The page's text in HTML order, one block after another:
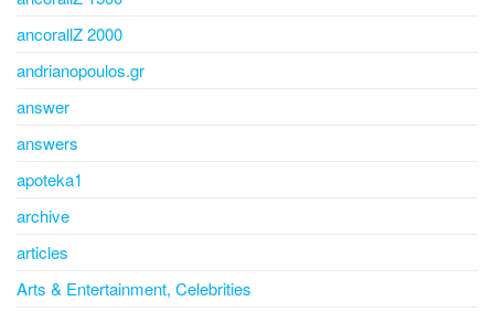
ancorallZ 2000
andrianopoulos.gr
answer
answers
apoteka1
archive
articles
Arts & Entertainment, Celebrities